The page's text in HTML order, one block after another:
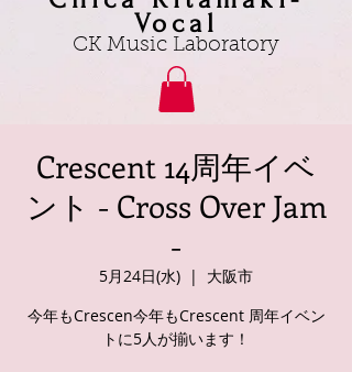
Vocal
CK Music Laboratory
Crescent 14周年イベ
ント - Cross Over Jam
-
5月24日(水)
  |
大阪市
今年もCrescen今年もCrescent 周年イベン
トに5人が揃います！